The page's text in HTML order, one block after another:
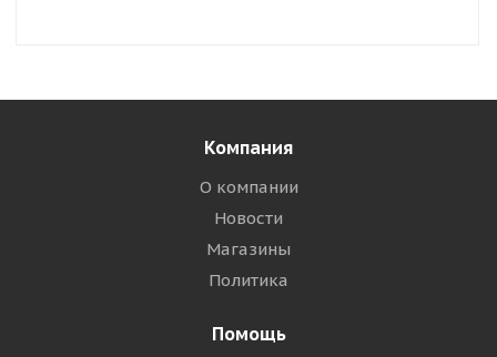
Компания
О компании
Новости
Магазины
Политика
Помощь